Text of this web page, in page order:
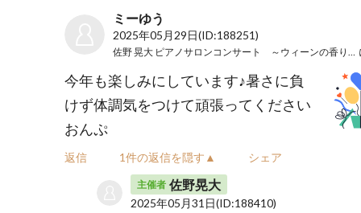
ミーゆう
2025年05月29日(ID:188251)
今年も楽しみにしています♪暑さに負
けず体調気をつけて頑張ってください
おんぷ
返信 1件の返信を隠す▲ シェア
主催者 佐野晃大
2025年05月31日(ID:188410)